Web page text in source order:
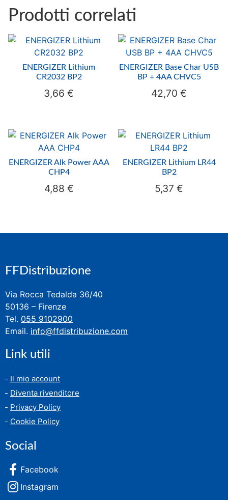
Prodotti correlati
ENERGIZER Lithium
CR2032 BP2
3,66€
ENERGIZER Base Char USB
BP + 4AA CHVC5
42,70€
ENERGIZER Alk Power AAA
CHP4
4,88 €
ENERGIZER Lithium LR44
BP2
5,37€
FFDistribuzione
Via Rocca Tedalda 36/40
50136 – Firenze
Tel. 055 9102900
Email. info@ffdistribuzione.com
Link utili
Il mio account
Diventa rivenditore
Privacy Policy
Cookie Policy
Social
Facebook
Instagram